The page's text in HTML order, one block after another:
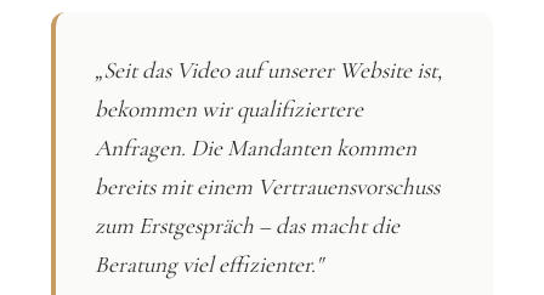
„Seit das Video auf unserer Website ist,
bekommen wir qualifiziertere
Anfragen. Die Mandanten kommen
bereits mit einem Vertrauensvorschuss
zum Erstgespräch – das macht die
Beratung viel effizienter."